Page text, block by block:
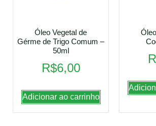
Óleo Vegetal de
Gérme de Trigo Comum –
50ml
R$6,00
Adicionar ao carrinho